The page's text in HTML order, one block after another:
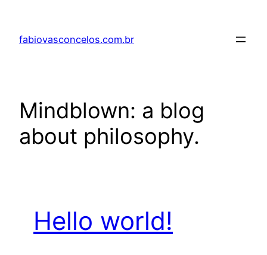
fabiovasconcelos.com.br
Mindblown: a blog
about philosophy.
Hello world!